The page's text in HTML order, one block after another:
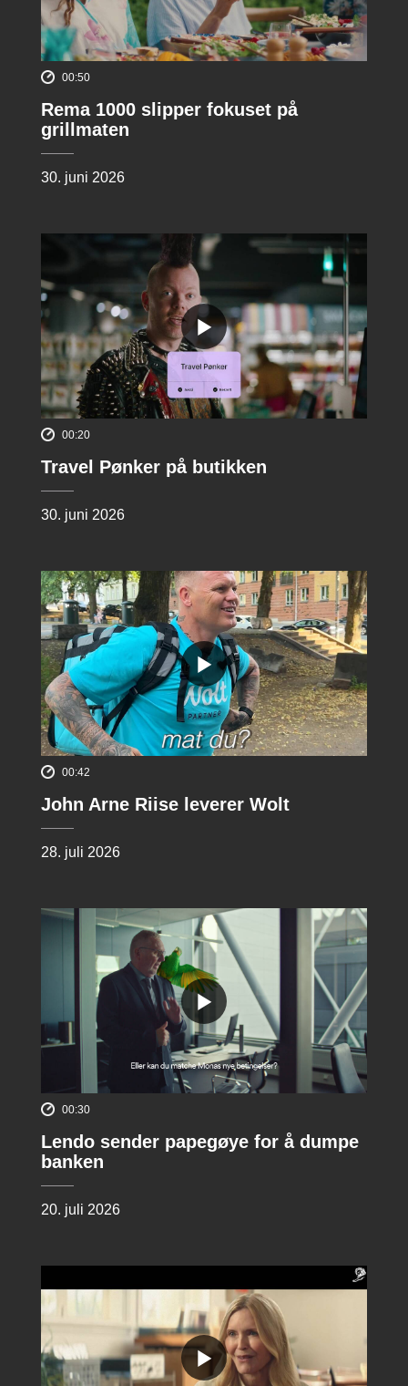
00:50
Rema 1000 slipper fokuset på
grillmaten
30. juni 2026
00:20
Travel Pønker på butikken
30. juni 2026
00:42
John Arne Riise leverer Wolt
28. juli 2026
00:30
Lendo sender papegøye for å dumpe
banken
20. juli 2026